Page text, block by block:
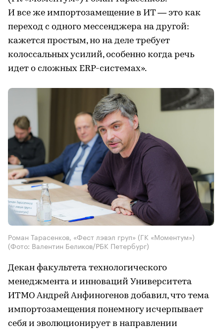
И все же импортозамещение в ИТ — это как
переход с одного мессенджера на другой:
кажется простым, но на деле требует
колоссальных усилий, особенно когда речь
идет о сложных ERP-системах».
Роман Тарасенков, «Фест лэвэл груп» (ГК «Моментум»)
(Фото: Валентин Беликов/РБК Петербург)
Декан факультета технологического
менеджмента и инноваций Университета
ИТМО Андрей Анфиногенов добавил, что тема
импортозамещения понемногу исчерпывает
себя и эволюционирует в направлении